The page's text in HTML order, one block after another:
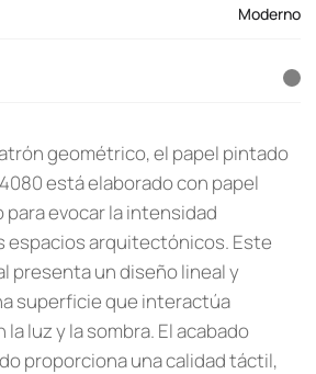
Moderno
geométrico, el papel pintado
está elaborado con papel
evocar la intensidad
espacios arquitectónicos. Este
presenta un diseño lineal y
superficie que interactúa
luz y la sombra. El acabado
proporciona una calidad táctil,